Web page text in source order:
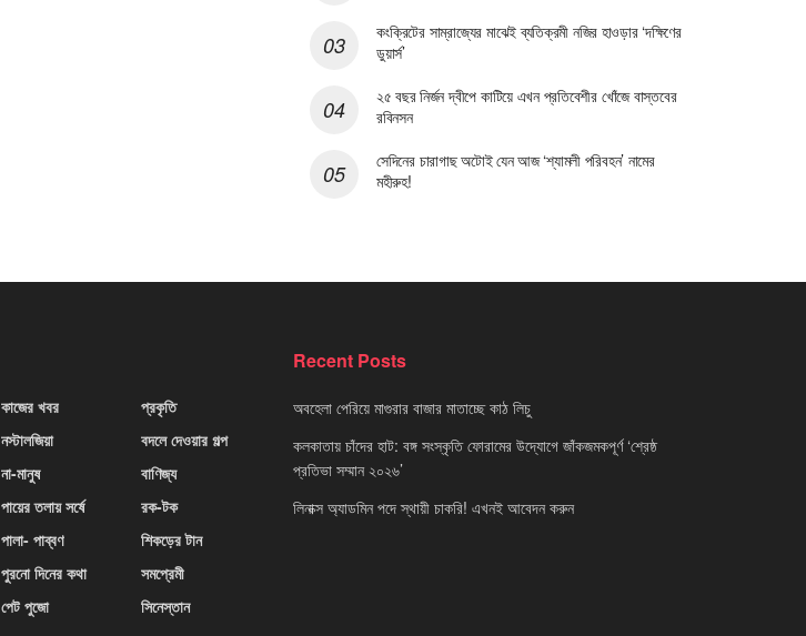
কংক্রিটের সাম্রাজ্যের মাঝেই ব্যতিক্রমী নজির হাওড়ার ‘দক্ষিণের
ডুয়ার্স’
২৫ বছর নির্জন দ্বীপে কাটিয়ে এখন প্রতিবেশীর খোঁজে বাস্তবের
রবিনসন
সেদিনের চারাগাছ অটোই যেন আজ ‘শ্যামলী পরিবহন’ নামের
মহীরুহ!
কাজের খবর
নস্টালজিয়া
না-মানুষ
পায়ের তলায় সর্ষে
পালা- পাব্বণ
পুরনো দিনের কথা
পেট পুজো
প্রকৃতি
বদলে দেওয়ার গল্প
বাণিজ্য
রক-টক
শিকড়ের টান
সমপ্রেমী
সিনেস্তান
Recent Posts
অবহেলা পেরিয়ে মাগুরার বাজার মাতাচ্ছে কাঠ লিচু
কলকাতায় চাঁদের হাট: বঙ্গ সংস্কৃতি ফোরামের উদ্যোগে জাঁকজমকপূর্ণ ‘শ্রেষ্ঠ
প্রতিভা সম্মান ২০২৬’
লিনাক্স অ্যাডমিন পদে স্থায়ী চাকরি! এখনই আবেদন করুন